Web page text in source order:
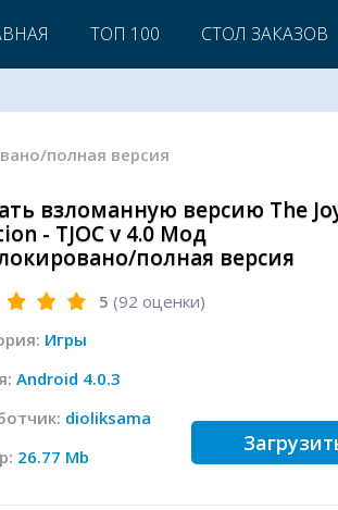
ТОП 100 СТОЛ ЗАКАЗОВ
полная версия
взломанную версию The
- TJOC v 4.0 Мод
полная версия
5 (92 оценки)
Игры
Android 4.0.3
dioliksama
26.77 Mb